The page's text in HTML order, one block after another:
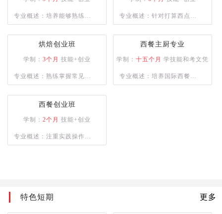
专业概述：培养能够熟练制
花能力兼备的综合性技能人
专业概述：针对打算西点创
供多款当前市场流行西点的
工艺，让学员具备独立创业
烘焙创业班
学制：3个月 技能+创业
专业概述：熟练掌握常见西
能知识，懂经营、善管理，
西餐主厨专业
学制：十五个月 学技能和考文凭
专业概述：培养国际西餐行
西餐创业班
学制：2个月 技能+创业
专业概述：注重实践操作能
特色短期 更多